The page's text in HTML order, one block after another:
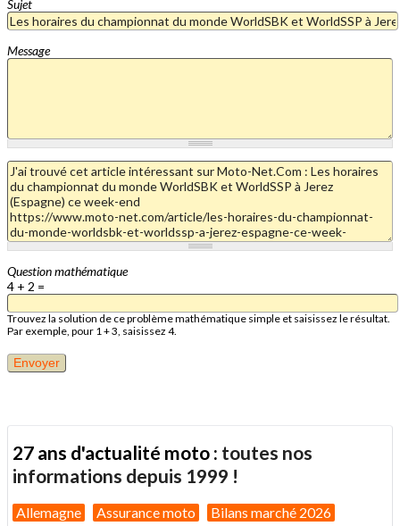
Sujet
Message
Question mathématique
4 + 2 =
Trouvez la solution de ce problème mathématique simple et saisissez le résultat.
Par exemple, pour 1 + 3, saisissez 4.
27 ans d'actualité moto : toutes nos
informations depuis 1999 !
Allemagne Assurance moto Bilans marché 2026